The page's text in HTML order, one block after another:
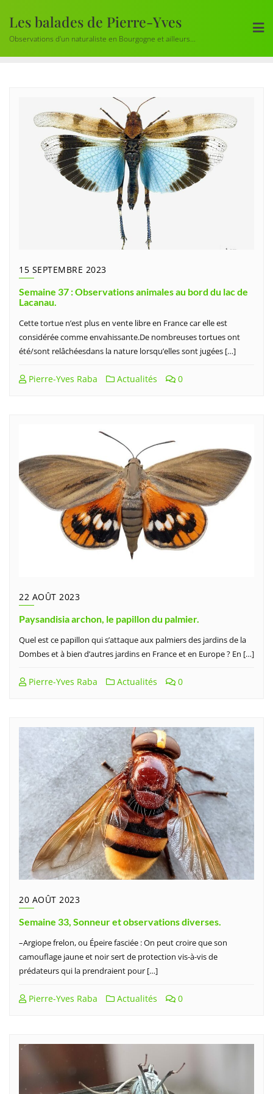
content
Les balades de Pierre-Yves
Observations d'un naturaliste en Bourgogne et ailleurs...
15 SEPTEMBRE 2023
Semaine 37 : Observations animales au bord du lac de
Lacanau.
Cette tortue n’est plus en vente libre en France car elle est
considérée comme envahissante.De nombreuses tortues ont
été/sont relâchéesdans la nature lorsqu’elles sont jugées […]
Pierre-Yves Raba Actualités 0
22 AOÛT 2023
Paysandisia archon, le papillon du palmier.
Quel est ce papillon qui s’attaque aux palmiers des jardins de la
Dombes et à bien d’autres jardins en France et en Europe ? En […]
Pierre-Yves Raba Actualités 0
20 AOÛT 2023
Semaine 33, Sonneur et observations diverses.
–Argiope frelon, ou Épeire fasciée : On peut croire que son
camouflage jaune et noir sert de protection vis-à-vis de
prédateurs qui la prendraient pour […]
Pierre-Yves Raba Actualités 0